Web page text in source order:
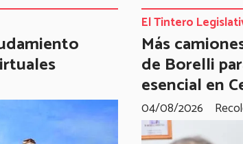
Más
de Borelli
esencial en
El Tintero
04/08/2026